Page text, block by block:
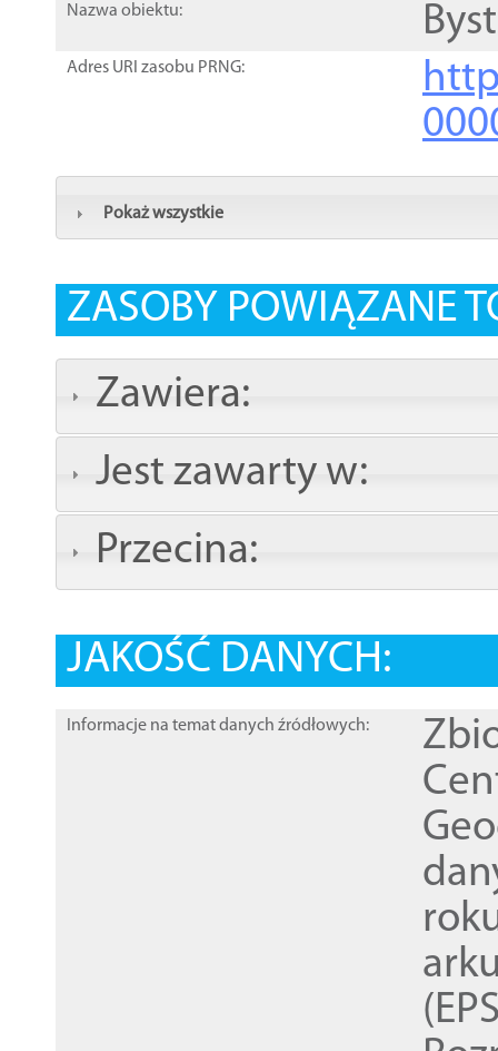
Nazwa obiektu:
Adres URI zasobu PRNG:
Pokaż wszystkie
ZASOBY POWIĄZANE
Zawiera:
Jest zawarty w:
Przecina:
JAKOŚĆ DANYCH:
Informacje na temat danych źródłowych: